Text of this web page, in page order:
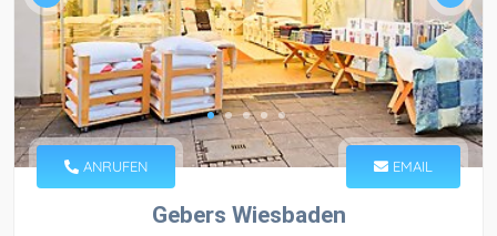
ANRUFEN EMAIL
Gebers Wiesbaden